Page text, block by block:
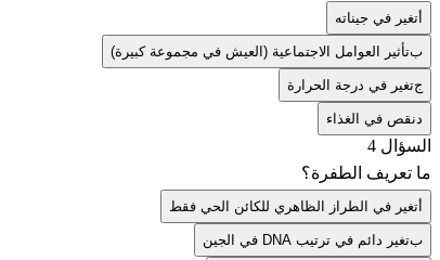
أتغير في جيناته
بتأثير العوامل الاجتماعية (العيش في مجموعة كبيرة)
جتغير في درجة الحرارة
دنقص في الغذاء
السؤال 4
ما تعريف الطفرة؟
أتغير في الطراز الظاهري للكائن الحي فقط
بتغير دائم في ترتيب DNA في الجين